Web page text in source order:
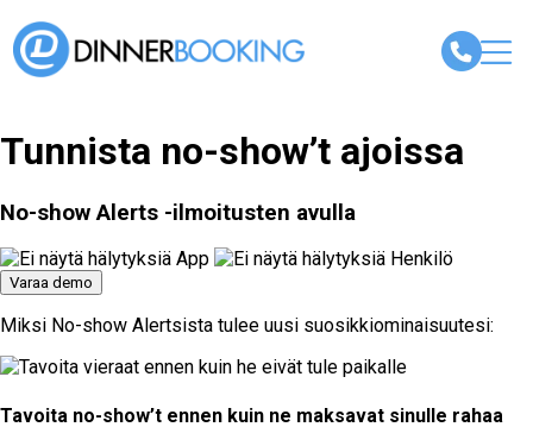
Tunnista no-show’t ajoissa
No-show Alerts -ilmoitusten avulla
Varaa demo
Miksi No-show Alertsista tulee uusi suosikkiominaisuutesi:
Tavoita no-show’t ennen kuin ne maksavat sinulle rahaa